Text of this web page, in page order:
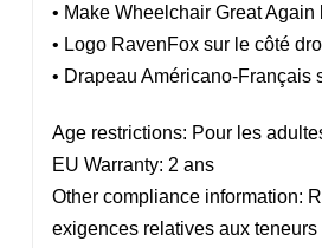
• Make Wheelchair Great Again
• Logo RavenFox sur le côté
• Drapeau Américano-Français
Age restrictions: Pour les
EU Warranty: 2 ans
Other compliance information:
exigences relatives aux teneurs